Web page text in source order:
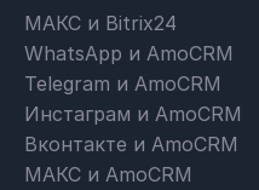
МАКС и Bitrix24
WhatsApp и AmoCRM
Telegram и AmoCRM
Инстаграм и AmoCRM
Вконтакте и AmoCRM
МАКС и AmoCRM